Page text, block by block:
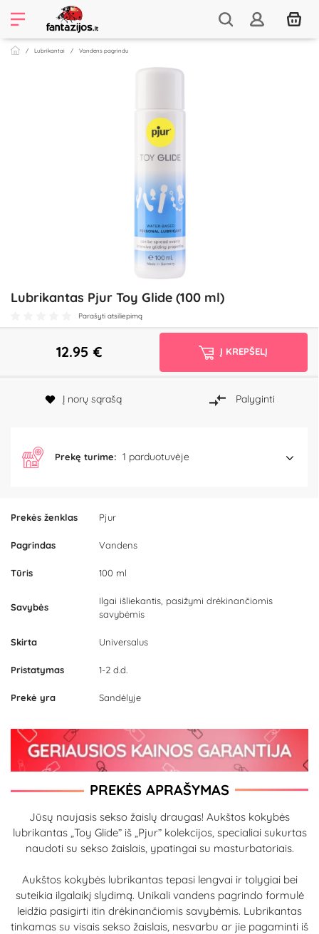
Lubrikantai Vandens pagrindu
Lubrikantas Pjur Toy Glide (100 ml)
Parašyti atsiliepimą
Prekės ženklas Pjur
Pagrindas Vandens
Tūris 100 ml
Savybės
Ilgai išliekantis, pasižymi drėkinančiomis
savybėmis
Skirta Universalus
Pristatymas 1-2 d.d.
Prekė yra Sandėlyje
12.95 € Į KREPŠELĮ
Į norų sąrašą Palyginti
Prekę turime: 1 parduotuvėje
PREKĖS APRAŠYMAS
Jūsų naujasis sekso žaislų draugas! Aukštos kokybės
lubrikantas „Toy Glide” iš „Pjur” kolekcijos, specialiai sukurtas
naudoti su sekso žaislais, ypatingai su masturbatoriais.
Aukštos kokybės lubrikantas tepasi lengvai ir tolygiai bei
suteikia ilgalaikį slydimą. Unikali vandens pagrindo formulė
leidžia pasigirti itin drėkinančiomis savybėmis. Lubrikantas
tinkamas su visais sekso žaislais, nesvarbu ar jie pagaminti iš